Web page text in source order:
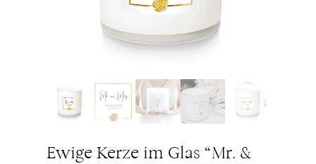
Ewige Kerze im Glas “Mr. &